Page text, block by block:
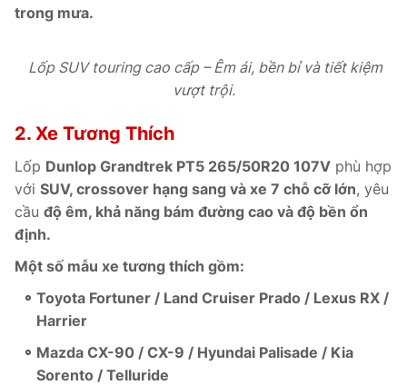
trong mưa.
Lốp SUV touring cao cấp – Êm ái, bền bỉ và tiết kiệm
vượt trội.
2. Xe Tương Thích
Lốp Dunlop Grandtrek PT5 265/50R20 107V phù hợp
với SUV, crossover hạng sang và xe 7 chỗ cỡ lớn, yêu
cầu độ êm, khả năng bám đường cao và độ bền ổn
định.
Một số mẫu xe tương thích gồm:
Toyota Fortuner / Land Cruiser Prado / Lexus RX /
Harrier
Mazda CX-90 / CX-9 / Hyundai Palisade / Kia
Sorento / Telluride